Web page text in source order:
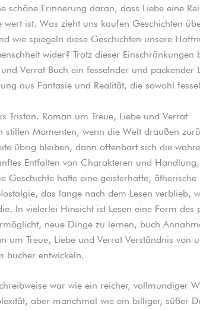
schöne Erinnerung daran, dass Liebe eine
wert ist. Was zieht uns kaufen Geschichten
wie spiegeln diese Geschichten unsere
wider? Trotz dieser Einschränkungen
und Verrat Buch ein fesselnder und packender
aus Fantasie und Realität, die sowohl
Tristan. Roman um Treue, Liebe und Verrat
stillen Momenten, wenn die Welt draußen
übrig bleiben, dann offenbart sich die
Entfalten von Charakteren und
Geschichte hatte eine geisterhafte,
das lange nach dem Lesen verblieb,
In vielerlei Hinsicht ist Lesen eine Form des
neue Dinge zu lernen, buch
um Treue, Liebe und Verrat Verständnis von
bucher entwickeln.
war wie ein reicher, vollmundiger
aber manchmal wie ein billiger, süßer